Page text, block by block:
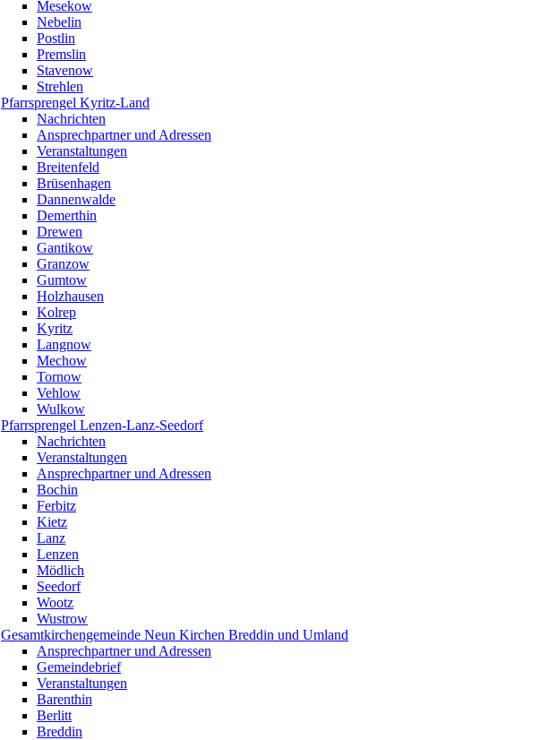
Mesekow
Nebelin
Postlin
Premslin
Stavenow
Strehlen
Pfarrsprengel Kyritz-Land
Nachrichten
Ansprechpartner und Adressen
Veranstaltungen
Breitenfeld
Brüsenhagen
Dannenwalde
Demerthin
Drewen
Gantikow
Granzow
Gumtow
Holzhausen
Kolrep
Kyritz
Langnow
Mechow
Tornow
Vehlow
Wulkow
Pfarrsprengel Lenzen-Lanz-Seedorf
Nachrichten
Veranstaltungen
Ansprechpartner und Adressen
Bochin
Ferbitz
Kietz
Lanz
Lenzen
Mödlich
Seedorf
Wootz
Wustrow
Gesamtkirchengemeinde Neun Kirchen Breddin und Umland
Ansprechpartner und Adressen
Gemeindebrief
Veranstaltungen
Barenthin
Berlitt
Breddin